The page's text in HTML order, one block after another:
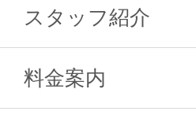
スタッフ紹介
料金案内